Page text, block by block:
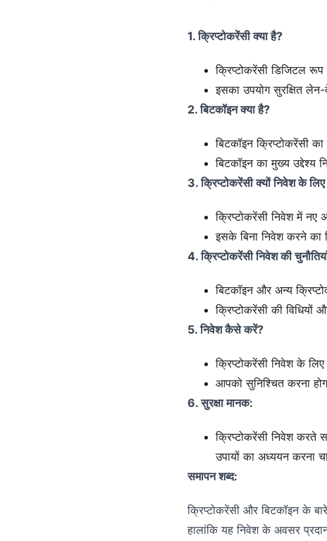
1. क्रिप्टोकरेंसी क्या है?
क्रिप्टोकरेंसी डिजिटल
इसका उपयोग सुरक्षित
2. बिटकॉइन क्या है?
बिटकॉइन क्रिप्टोकरेंसी
बिटकॉइन का मुख्य उद्देश्य
3. क्रिप्टोकरेंसी क्यों निवेश के लिए
क्रिप्टोकरेंसी निवेश में नए
इसके बिना निवेश करने का
4. क्रिप्टोकरेंसी निवेश की
बिटकॉइन और अन्य
क्रिप्टोकरेंसी की
5. निवेश कैसे करें?
क्रिप्टोकरेंसी निवेश के
आपको सुनिश्चित करना
6. सुरक्षा मानक:
क्रिप्टोकरेंसी निवेश करते
उपायों का अध्ययन करना
समापन शब्द:
क्रिप्टोकरेंसी और बिटकॉइन के
हालांकि यह निवेश के अवसर